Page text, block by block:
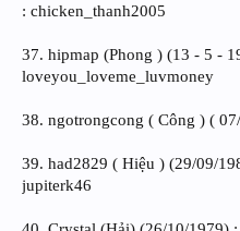
: chicken_thanh2005
37. hipmap (Phong ) (13 - 5 -
loveyou_loveme_luvmoney
38. ngotrongcong ( Công ) (
39. had2829 ( Hiệu ) (29/09/
jupiterk46